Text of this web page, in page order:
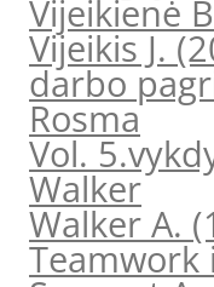
Vijeikienė
Vijeikis J.
darbo
Rosma
Vol. 5.
Walker
Walker A.
Teamwork